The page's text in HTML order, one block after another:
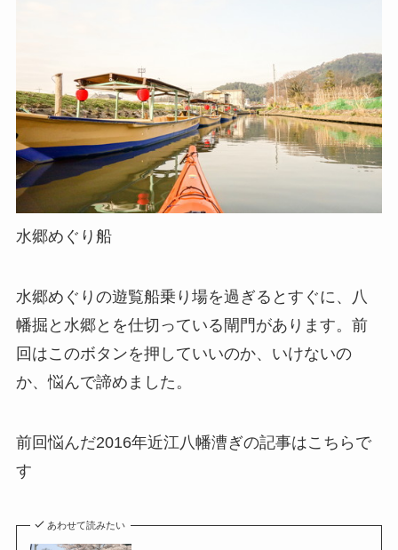
水郷めぐり船
水郷めぐりの遊覧船乗り場を過ぎるとすぐに、八
幡掘と水郷とを仕切っている閘門があります。前
回はこのボタンを押していいのか、いけないの
か、悩んで諦めました。
前回悩んだ2016年近江八幡漕ぎの記事はこちらで
す
あわせて読みたい